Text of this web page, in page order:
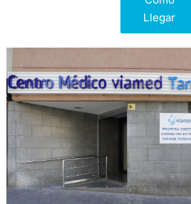
Llegar